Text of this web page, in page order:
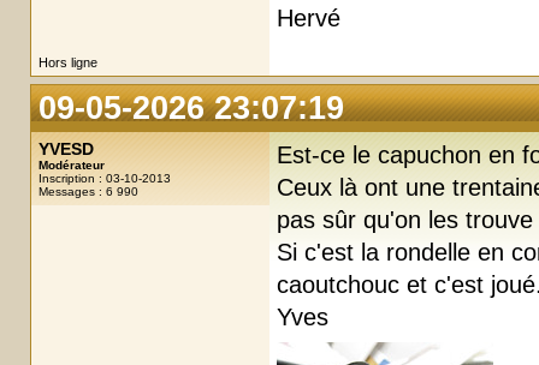
Hervé
Hors ligne
09-05-2026 23:07:19
YVESD
Modérateur
Inscription : 03-10-2013
Messages : 6 990
Est-ce le capuchon en
Ceux là ont une
pas sûr qu'on les
Si c'est la rondelle en
caoutchouc et c'est
Yves